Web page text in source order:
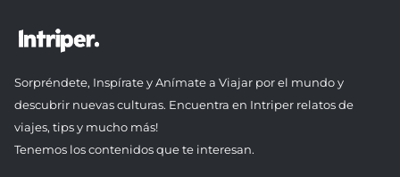
Sorpréndete, Inspírate y Anímate a Viajar por el mundo y
descubrir nuevas culturas. Encuentra en Intriper relatos de
viajes, tips y mucho más!
Tenemos los contenidos que te interesan.